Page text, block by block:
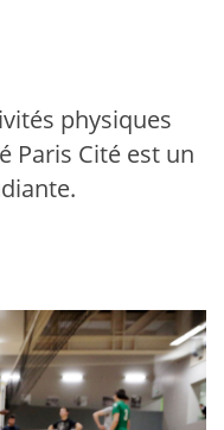
physiques
Paris Cité est un